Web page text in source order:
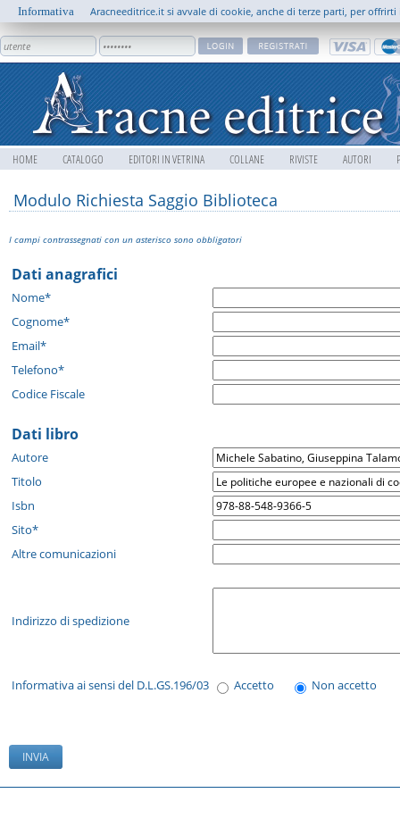
HOME CATALOGO EDITORI IN VETRINA COLLANE RIVISTE AUTORI
Modulo Richiesta Saggio Biblioteca
I campi contrassegnati con un asterisco sono obbligatori
Dati anagrafici
Nome*
Cognome*
Email*
Telefono*
Codice Fiscale
Dati libro
Autore
Titolo
Isbn
Sito*
Altre comunicazioni
Indirizzo di spedizione
Informativa ai sensi del D.L.GS.196/03 Accetto Non accetto
Informativa Aracneeditrice.it si avvale di cookie, anche di terze parti, per